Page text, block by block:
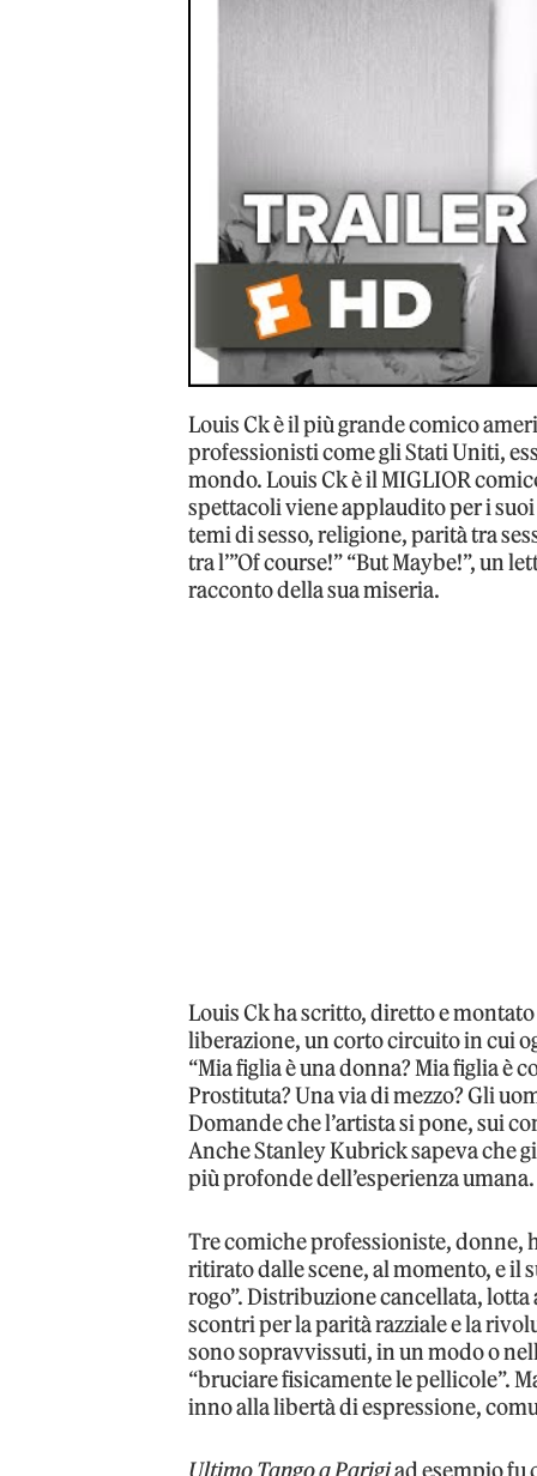
Louis Ck è il più grande comico
professionisti come gli Stati Uniti,
mondo. Louis Ck è il MIGLIOR
spettacoli viene applaudito per i
temi di sesso, religione, parità tra
tra l’”Of course!” “But Maybe!”, un
racconto della sua miseria.
Louis Ck ha scritto, diretto e
liberazione, un corto circuito in cui
“Mia figlia è una donna? Mia figlia è
Prostituta? Una via di mezzo? Gli
Domande che l’artista si pone, sui
Anche Stanley Kubrick sapeva che
più profonde dell’esperienza umana.
Tre comiche professioniste, donne,
ritirato dalle scene, al momento, e il
rogo”. Distribuzione cancellata,
scontri per la parità razziale e la
sono sopravvissuti, in un modo o
“bruciare fisicamente le pellicole”.
inno alla libertà di espressione,